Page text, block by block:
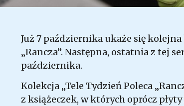
Już 7 października ukaże się
„Rancza”. Następna, ostatnia z tej
października.
Kolekcja „Tele Tydzień Poleca
z książeczek, w których oprócz